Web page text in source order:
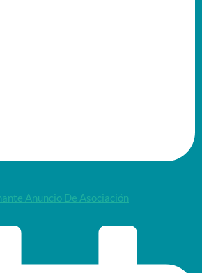
Anuncio De Asociación